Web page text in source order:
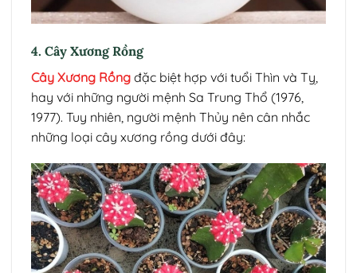
4. Cây Xương Rồng
Cây Xương Rồng đặc biệt hợp với tuổi Thìn và Tỵ,
hay với những người mệnh Sa Trung Thổ (1976,
1977). Tuy nhiên, người mệnh Thủy nên cân nhắc
những loại cây xương rồng dưới đây: